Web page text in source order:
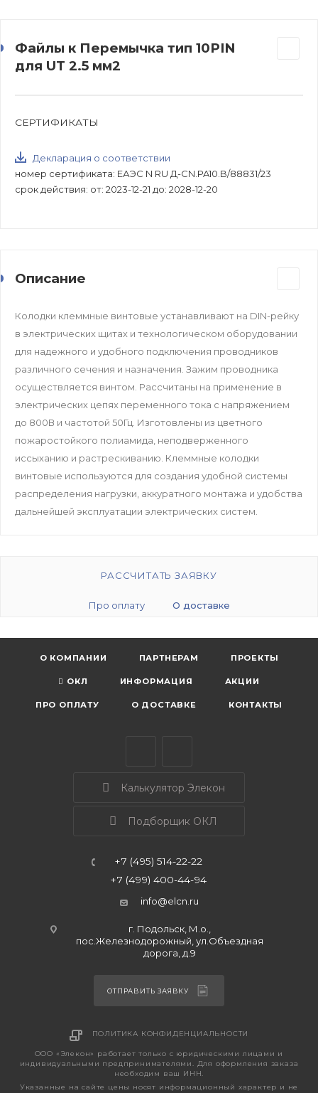
Файлы к Перемычка тип 10PIN
для UT 2.5 мм2
СЕРТИФИКАТЫ
Декларация о соответствии
номер сертификата: ЕАЭС N RU Д-CN.PA10.B/88831/23
срок действия: от: 2023-12-21 до: 2028-12-20
Описание
Колодки клеммные винтовые устанавливают на DIN-рейку
в электрических щитах и технологическом оборудовании
для надежного и удобного подключения проводников
различного сечения и назначения. Зажим проводника
осуществляется винтом. Рассчитаны на применение в
электрических цепях переменного тока с напряжением
до 800В и частотой 50Гц. Изготовлены из цветного
пожаростойкого полиамида, неподверженного
иссыханию и растрескиванию. Клеммные колодки
винтовые используются для создания удобной системы
распределения нагрузки, аккуратного монтажа и удобства
дальнейшей эксплуатации электрических систем.
РАССЧИТАТЬ ЗАЯВКУ
Про оплату О доставке
О КОМПАНИИ ПАРТНЕРАМ ПРОЕКТЫ
ОКЛ ИНФОРМАЦИЯ АКЦИИ
ПРО ОПЛАТУ О ДОСТАВКЕ КОНТАКТЫ
Калькулятор Элекон
Подборщик ОКЛ
+7 (495) 514-22-22
+7 (499) 400-44-94
info@elcn.ru
г. Подольск, М.о.,
пос.Железнодорожный, ул.Объездная
дорога, д.9
ОТПРАВИТЬ ЗАЯВКУ
ПОЛИТИКА КОНФИДЕНЦИАЛЬНОСТИ
ООО «Элекон» работает только с юридическими лицами и
индивидуальными предпринимателями. Для оформления заказа
необходим ваш ИНН.
Указанные на сайте цены носят информационный характер и не